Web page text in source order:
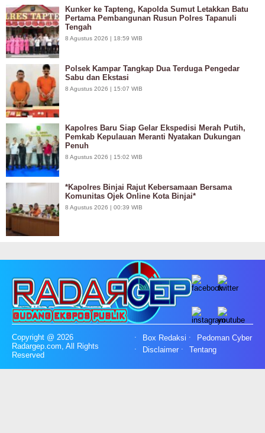
Kunker ke Tapteng, Kapolda Sumut Letakkan Batu
Pertama Pembangunan Rusun Polres Tapanuli
Tengah
8 Agustus 2026 | 18:59 WIB
Polsek Kampar Tangkap Dua Terduga Pengedar
Sabu dan Ekstasi
8 Agustus 2026 | 15:07 WIB
Kapolres Baru Siap Gelar Ekspedisi Merah Putih,
Pemkab Kepulauan Meranti Nyatakan Dukungan
Penuh
8 Agustus 2026 | 15:02 WIB
*Kapolres Binjai Rajut Kebersamaan Bersama
Komunitas Ojek Online Kota Binjai*
8 Agustus 2026 | 00:39 WIB
Copyright @ 2026
Radargep.com, All Rights
Reserved
Box Redaksi
Pedoman Cyber
Disclaimer
Tentang